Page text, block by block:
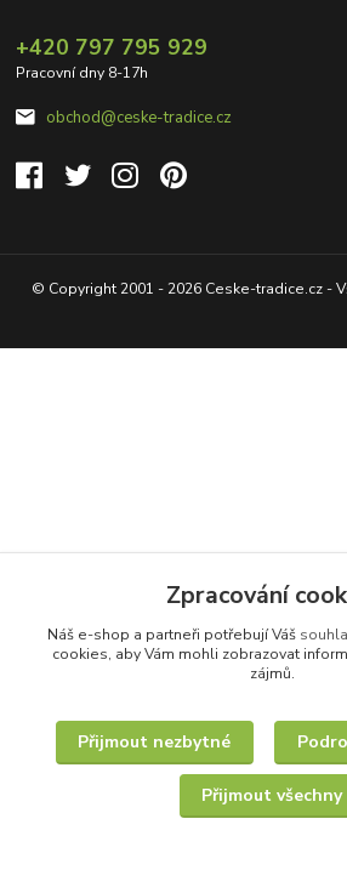
+420 797 795 929
Pracovní dny 8-17h
obchod@ceske-tradice.cz
© Copyright 2001 - 2026 Ceske-tradice.cz -
Zpracování
Náš e-shop a partneři potřebují Váš
cookies, aby Vám mohli zobrazovat
zájmů.
Přijmout nezbytné
Přijmout všechny